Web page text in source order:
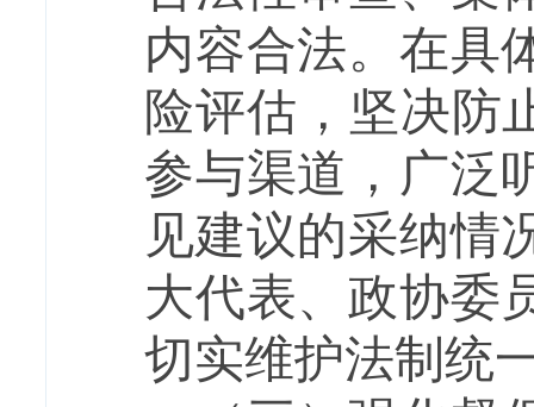
内容合法。在具
险评估，坚决防
参与渠道，广泛
见建议的采纳情
大代表、政协委
切实维护法制统